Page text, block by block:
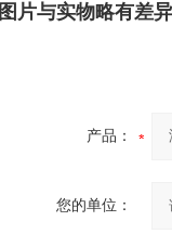
图片与实物略有差
产品：
您的单位：